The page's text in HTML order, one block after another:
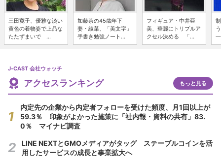
三田寛子、優雅な淡い
黄色の着物姿で上品な
たたずまいで ...
加藤茶の45歳年下
妻・綾菜、「美文字」
手書き勉強ノート...
フィギュア・中井亜
美、華麗にトリプルア
クセル決める 「...
J-CAST 会社ウォッチ
アクセスランキング もっと見る
内定先の企業から内定者フォローを受けた頻度、月1回以上が
59.3％ 印象がよかった施策に「社内報・資料の共有」83.
0％ マイナビ調査
LINE NEXTとGMOメディアがタッグ ステーブルコインを活
用したサービスの成長と事業拡大へ